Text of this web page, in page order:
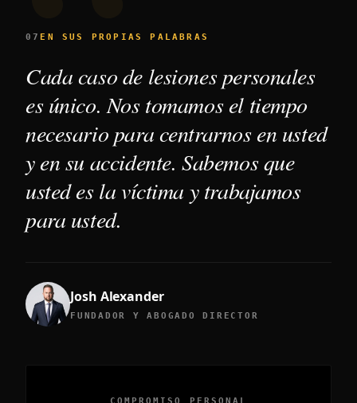
07 EN SUS PROPIAS PALABRAS
Cada caso de lesiones personales
es único. Nos tomamos el tiempo
necesario para centrarnos en usted
y en su accidente. Sabemos que
usted es la víctima y trabajamos
para usted.
Josh Alexander
FUNDADOR Y ABOGADO DIRECTOR
COMPROMISO PERSONAL